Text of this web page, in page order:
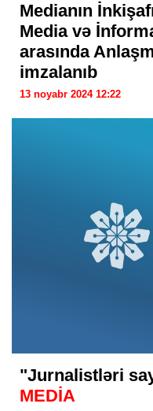
Medianın
Media və
arasında
imzalanıb
13 noyabr 2024 12:22
"Jurnalistləri
MEDİA